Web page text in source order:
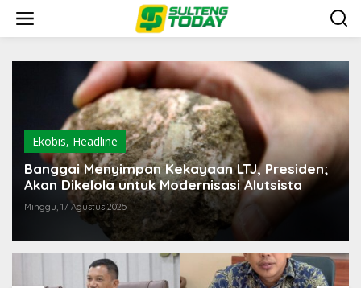
konten
Ekobis, Headline
Banggai Menyimpan Kekayaan LTJ, Presiden;
Akan Dikelola untuk Modernisasi Alutsista
Minggu, 17 Agustus 2025